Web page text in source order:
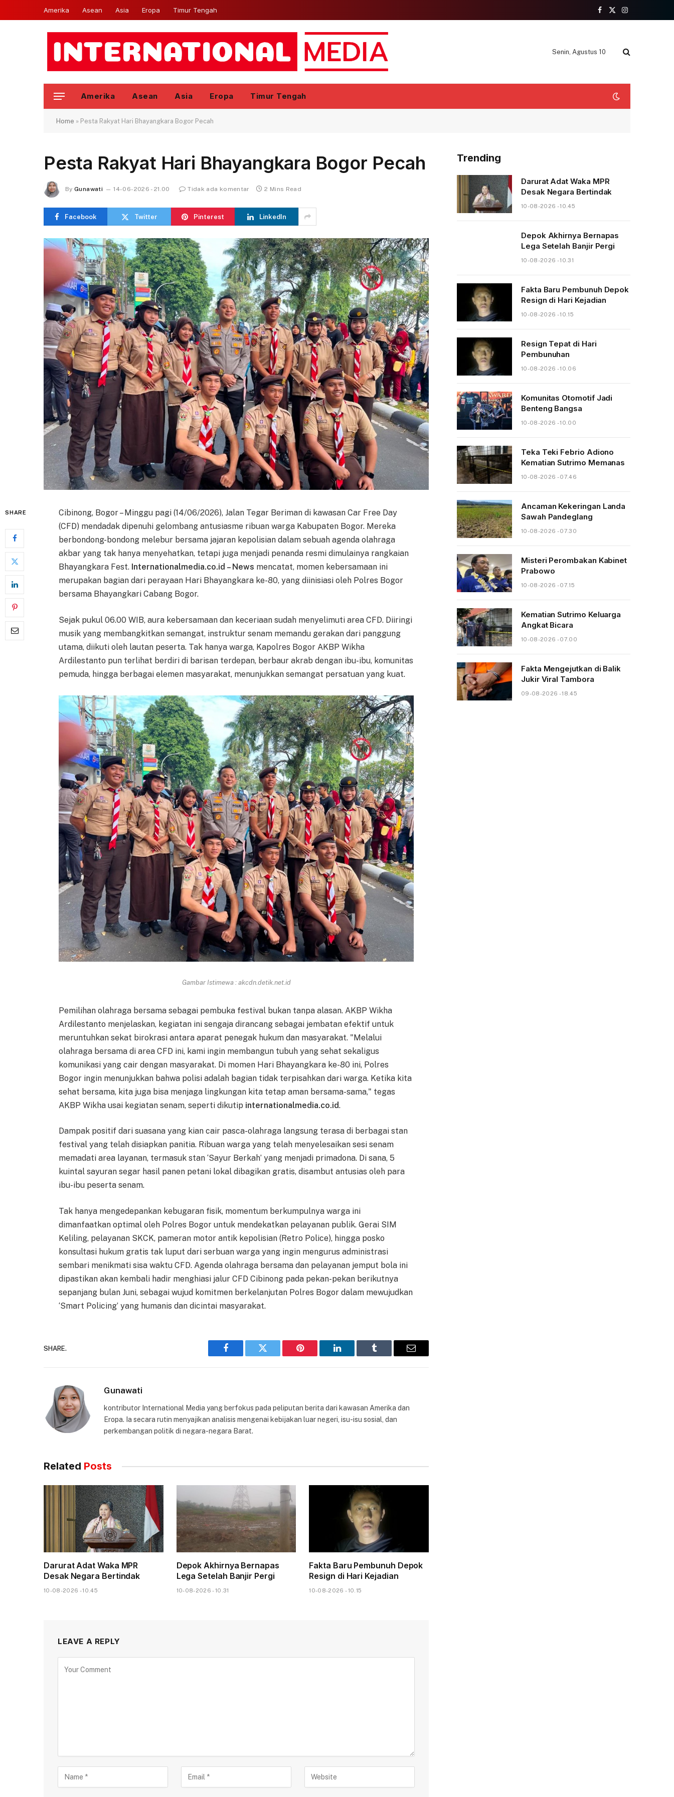
Amerika Asean Asia Eropa Timur Tengah
Facebook
X
Instagram
Senin, Agustus 10
Amerika Asean Asia Eropa Timur Tengah
Home » Pesta Rakyat Hari Bhayangkara Bogor Pecah
Pesta Rakyat Hari Bhayangkara Bogor Pecah
By Gunawati 14-06-2026 - 21.00 Tidak ada komentar 2 Mins Read
Facebook Twitter Pinterest LinkedIn
SHARE
Cibinong, Bogor – Minggu pagi (14/06/2026), Jalan Tegar Beriman di kawasan Car Free Day
(CFD) mendadak dipenuhi gelombang antusiasme ribuan warga Kabupaten Bogor. Mereka
berbondong-bondong melebur bersama jajaran kepolisian dalam sebuah agenda olahraga
akbar yang tak hanya menyehatkan, tetapi juga menjadi penanda resmi dimulainya rangkaian
Bhayangkara Fest. Internationalmedia.co.id – News mencatat, momen kebersamaan ini
merupakan bagian dari perayaan Hari Bhayangkara ke-80, yang diinisiasi oleh Polres Bogor
bersama Bhayangkari Cabang Bogor.
Sejak pukul 06.00 WIB, aura kebersamaan dan keceriaan sudah menyelimuti area CFD. Diiringi
musik yang membangkitkan semangat, instruktur senam memandu gerakan dari panggung
utama, diikuti oleh lautan peserta. Tak hanya warga, Kapolres Bogor AKBP Wikha
Ardilestanto pun terlihat berdiri di barisan terdepan, berbaur akrab dengan ibu-ibu, komunitas
pemuda, hingga berbagai elemen masyarakat, menunjukkan semangat persatuan yang kuat.
Gambar Istimewa : akcdn.detik.net.id
Pemilihan olahraga bersama sebagai pembuka festival bukan tanpa alasan. AKBP Wikha
Ardilestanto menjelaskan, kegiatan ini sengaja dirancang sebagai jembatan efektif untuk
meruntuhkan sekat birokrasi antara aparat penegak hukum dan masyarakat. "Melalui
olahraga bersama di area CFD ini, kami ingin membangun tubuh yang sehat sekaligus
komunikasi yang cair dengan masyarakat. Di momen Hari Bhayangkara ke-80 ini, Polres
Bogor ingin menunjukkan bahwa polisi adalah bagian tidak terpisahkan dari warga. Ketika kita
sehat bersama, kita juga bisa menjaga lingkungan kita tetap aman bersama-sama," tegas
AKBP Wikha usai kegiatan senam, seperti dikutip internationalmedia.co.id.
Dampak positif dari suasana yang kian cair pasca-olahraga langsung terasa di berbagai stan
festival yang telah disiapkan panitia. Ribuan warga yang telah menyelesaikan sesi senam
memadati area layanan, termasuk stan ‘Sayur Berkah’ yang menjadi primadona. Di sana, 5
kuintal sayuran segar hasil panen petani lokal dibagikan gratis, disambut antusias oleh para
ibu-ibu peserta senam.
Tak hanya mengedepankan kebugaran fisik, momentum berkumpulnya warga ini
dimanfaatkan optimal oleh Polres Bogor untuk mendekatkan pelayanan publik. Gerai SIM
Keliling, pelayanan SKCK, pameran motor antik kepolisian (Retro Police), hingga posko
konsultasi hukum gratis tak luput dari serbuan warga yang ingin mengurus administrasi
sembari menikmati sisa waktu CFD. Agenda olahraga bersama dan pelayanan jemput bola ini
dipastikan akan kembali hadir menghiasi jalur CFD Cibinong pada pekan-pekan berikutnya
sepanjang bulan Juni, sebagai wujud komitmen berkelanjutan Polres Bogor dalam mewujudkan
‘Smart Policing’ yang humanis dan dicintai masyarakat.
SHARE.
Facebook Twitter Pinterest LinkedIn Tumblr Email
Gunawati
kontributor International Media yang berfokus pada peliputan berita dari kawasan Amerika dan
Eropa. Ia secara rutin menyajikan analisis mengenai kebijakan luar negeri, isu-isu sosial, dan
perkembangan politik di negara-negara Barat.
Related Posts
Darurat Adat Waka MPR
Desak Negara Bertindak
10-08-2026 - 10.45
Depok Akhirnya Bernapas
Lega Setelah Banjir Pergi
10-08-2026 - 10.31
Fakta Baru Pembunuh Depok
Resign di Hari Kejadian
10-08-2026 - 10.15
LEAVE A REPLY
Trending
Darurat Adat Waka MPR
Desak Negara Bertindak
10-08-2026 - 10.45
Depok Akhirnya Bernapas
Lega Setelah Banjir Pergi
10-08-2026 - 10.31
Fakta Baru Pembunuh Depok
Resign di Hari Kejadian
10-08-2026 - 10.15
Resign Tepat di Hari
Pembunuhan
10-08-2026 - 10.06
Komunitas Otomotif Jadi
Benteng Bangsa
10-08-2026 - 10.00
Teka Teki Febrio Adiono
Kematian Sutrimo Memanas
10-08-2026 - 07.46
Ancaman Kekeringan Landa
Sawah Pandeglang
10-08-2026 - 07.30
Misteri Perombakan Kabinet
Prabowo
10-08-2026 - 07.15
Kematian Sutrimo Keluarga
Angkat Bicara
10-08-2026 - 07.00
Fakta Mengejutkan di Balik
Jukir Viral Tambora
09-08-2026 - 18.45